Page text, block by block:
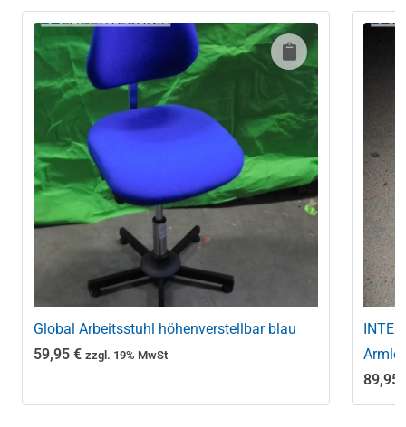
Global Arbeitsstuhl höhenverstellbar blau
59,95 € zzgl. 19% MwSt
89,95